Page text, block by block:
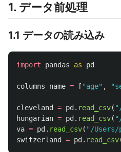
1. データ前処理
1.1 データの読み込み
import pandas as pd
columns_name = [ "age" , "
cleveland = pd . read_csv( "
hungarian = pd . read_csv( "
va = pd . read_csv( " /Users/
switzerland
= pd . read_csv